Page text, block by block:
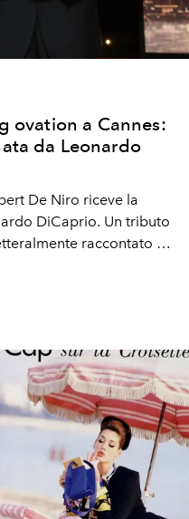
ovation a Cannes:
da Leonardo
De Niro riceve la
DiCaprio. Un tributo
raccontato la